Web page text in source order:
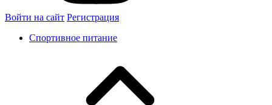
Войти на сайт Регистрация
Спортивное питание